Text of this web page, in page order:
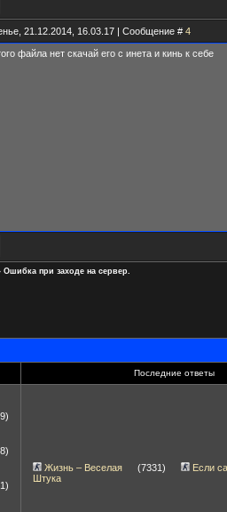
21.12.2014, 16.03.17 | Сообщение # 4
файла нет скачай его с инета и кинь к себе
Ошибка при заходе на сервер.
Последние ответы
Жизнь – Веселая
Штука
(7331) Если